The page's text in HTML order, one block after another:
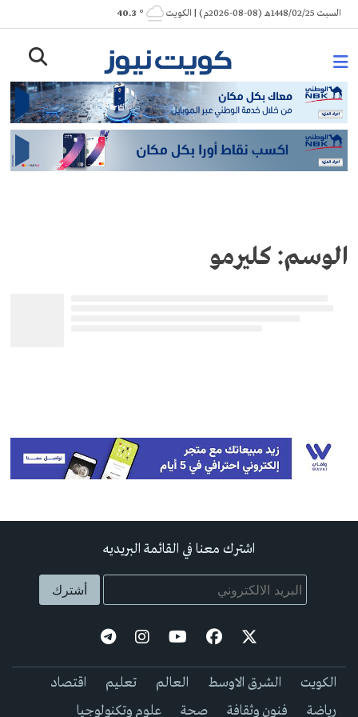
Skip
to
السبت 1448/02/25هـ (08-08-2026م) | الكويت ° 40.3
الوسم: كليرمو
اشترك معنا في القائمة البريديه
الكويت الشرق الاوسط العالم تعليم
اقتصاد
رياضة
فنون وثقافة صحة علوم وتكنولوجيا